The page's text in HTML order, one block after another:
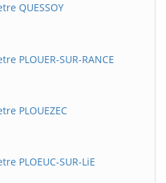
QUESSOY
PLOUER-SUR-RANCE
PLOUEZEC
PLOEUC-SUR-LiE